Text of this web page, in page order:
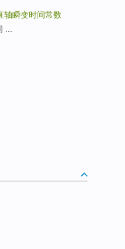
轴瞬变时间常数